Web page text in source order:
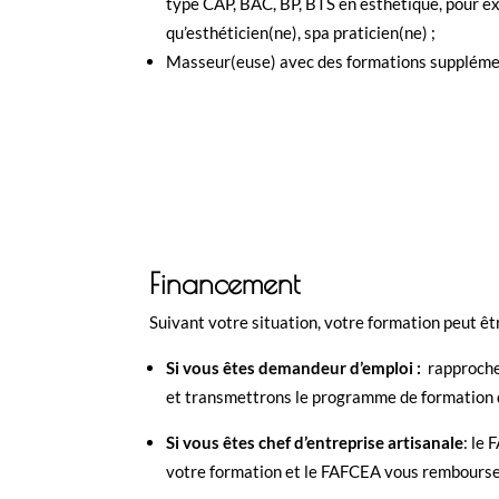
qu’esthéticien(ne), spa praticien(ne) ;
Masseur(euse) avec des formations
Financement
Suivant votre situation, votre formation peut
Si vous êtes demandeur d’emploi :
et transmettrons le programme de formation
Si vous êtes chef d’entreprise artisanale: le
votre formation et le FAFCEA vous